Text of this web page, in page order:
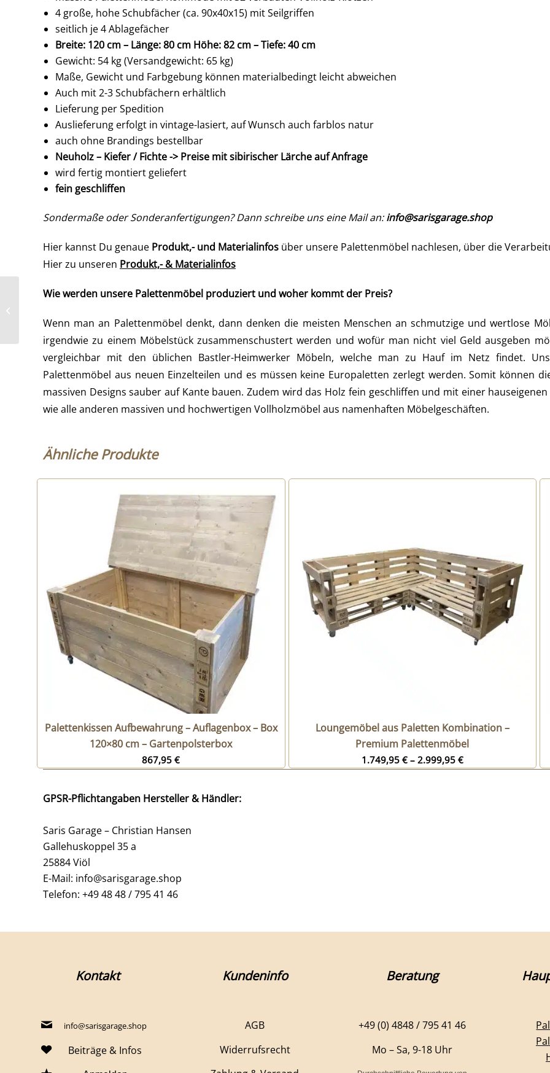
4 große, hohe Schubfächer (ca. 90x40x15) mit Seilgriffen
seitlich je 4 Ablagefächer
Breite: 120 cm – Länge: 80 cm Höhe: 82 cm – Tiefe: 40 cm
Gewicht: 54 kg (Versandgewicht: 65 kg)
Maße, Gewicht und Farbgebung können materialbedingt leicht abweichen
Auch mit 2-3 Schubfächern erhältlich
Lieferung per Spedition
Auslieferung erfolgt in vintage-lasiert, auf Wunsch auch farblos natur
auch ohne Brandings bestellbar
Neuholz – Kiefer / Fichte -> Preise mit sibirischer Lärche auf Anfrage
wird fertig montiert geliefert
fein geschliffen
Sondermaße oder Sonderanfertigungen? Dann schreibe uns eine Mail an:info@sarisgarage.shop
Hier kannst Du genaue Produkt,- und Materialinfos über unsere Palettenmöbel nachlesen, über die
Hier zu unseren Produkt,- & Materialinfos
Wie werden unsere Palettenmöbel produziert und woher kommt der Preis?
Wenn man an Palettenmöbel denkt, dann denken die meisten Menschen an schmutzige und wertlose
irgendwie zu einem Möbelstück zusammenschustert werden und wofür man nicht viel Geld ausgeben
vergleichbar mit den üblichen Bastler-Heimwerker Möbeln, welche man zu Hauf im Netz findet.
Palettenmöbel aus neuen Einzelteilen und es müssen keine Europaletten zerlegt werden. Somit können
massiven Designs sauber auf Kante bauen. Zudem wird das Holz fein geschliffen und mit einer
wie alle anderen massiven und hochwertigen Vollholzmöbel aus namenhaften Möbelgeschäften.
Ähnliche Produkte
Palettenkissen Aufbewahrung – Auflagenbox – Box
120×80 cm – Gartenpolsterbox
867,95€
Loungemöbel aus Paletten Kombination –
Premium Palettenmöbel
1.749,95 €– 2.999,95 €
GPSR-Pflichtangaben Hersteller & Händler:
Saris Garage – Christian Hansen
Gallehuskoppel 35 a
25884 Viöl
E-Mail: info@sarisgarage.shop
Telefon: +49 48 48 / 795 41 46
Kontakt
info@sarisgarage.shop
Beiträge & Infos
Kundeninfo
AGB
Widerrufsrecht
Beratung
+49 (0) 4848 / 795 41 46
Mo – Sa, 9-18 Uhr
Ecklounge –
Kombination